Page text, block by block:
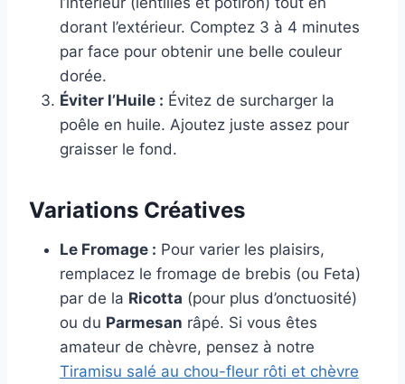
dorant l’extérieur. Comptez 3 à 4 minutes
par face pour obtenir une belle couleur
dorée.
Éviter l’Huile : Évitez de surcharger la
poêle en huile. Ajoutez juste assez pour
graisser le fond.
Variations Créatives
Le Fromage : Pour varier les plaisirs,
remplacez le fromage de brebis (ou Feta)
par de la Ricotta (pour plus d’onctuosité)
ou du Parmesan râpé. Si vous êtes
amateur de chèvre, pensez à notre
Tiramisu salé au chou-fleur rôti et chèvre